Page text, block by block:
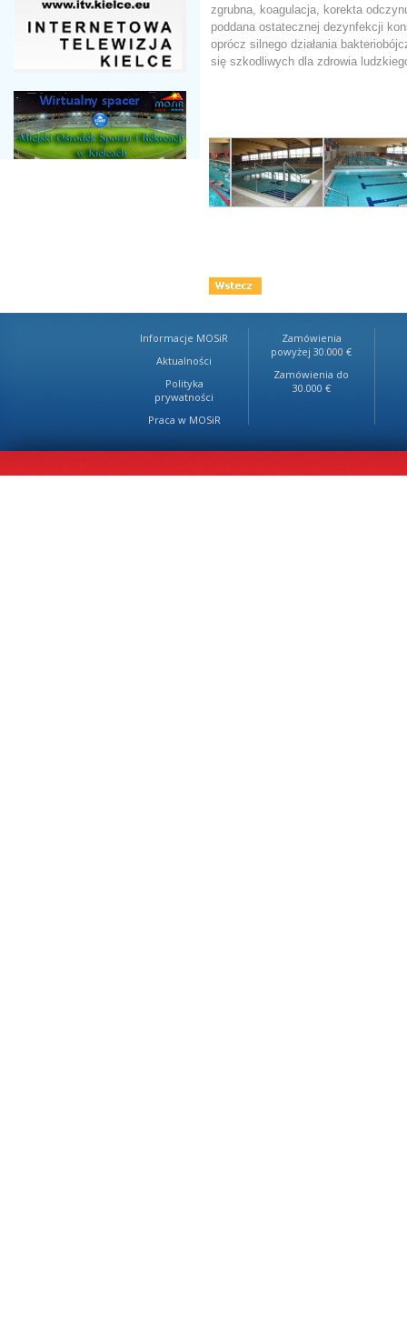
zgrubna, koagulacja, korekta
poddana ostatecznej dezynfekcji
oprócz silnego działania
się szkodliwych dla zdrowia
Informacje MOSiR
Aktualności
Polityka
prywatności
Praca w MOSiR
Zamówienia
powyżej 30.000 €
Zamówienia do
30.000 €